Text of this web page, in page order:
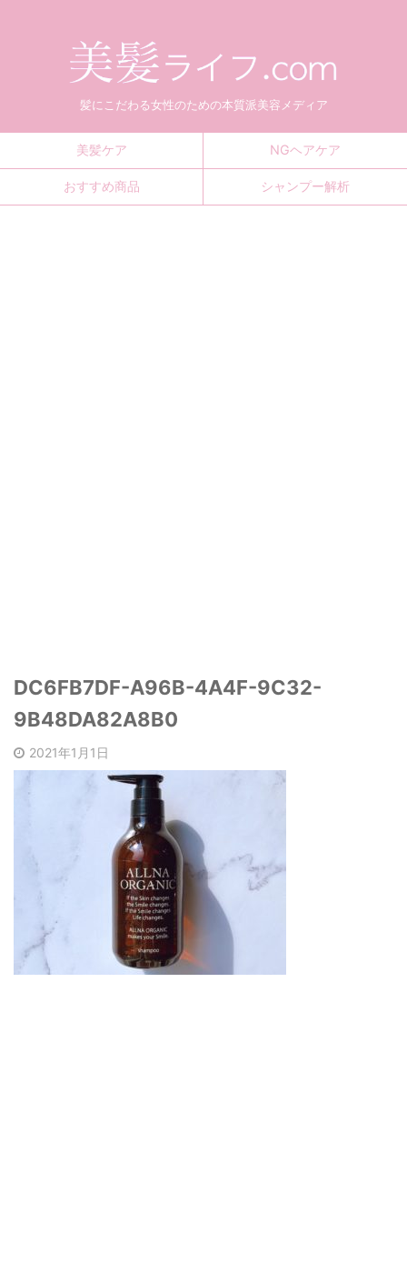
髪にこだわる女性のための本質派美容メディア
美髪ケア NGヘアケア
おすすめ商品 シャンプー解析
DC6FB7DF-A96B-4A4F-9C32-
9B48DA82A8B0
2021年1月1日